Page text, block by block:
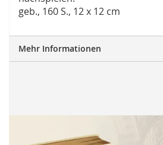
geb., 160 S., 12 x 12 cm
Mehr Informationen